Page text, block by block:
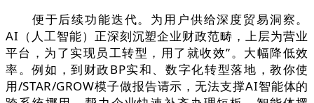
便于后续功能迭代。为用户供给深度贸易洞察。
AI（人工智能）正深刻沉塑企业财政范畴，上层为营业
平台，为了实现员工转型，用了就收效”。大幅降低效
率。例如，到财政BP实和、数字化转型落地，教你使
用/STAR/GROW模子做报告请示，无法支撑AI智能体的